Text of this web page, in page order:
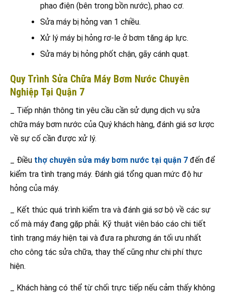
phao điện (bên trong bồn nước), phao cơ.
Sửa máy bị hỏng van 1 chiều.
Xử lý máy bị hỏng rơ-le ở bơm tăng áp lực.
Sửa máy bị hỏng phốt chận, gãy cánh quạt.
Quy Trình Sửa Chữa Máy Bơm Nước Chuyên
Nghiệp Tại Quận 7
_ Tiếp nhận thông tin yêu cầu cần sử dụng dịch vụ sửa
chữa máy bơm nước của Quý khách hàng, đánh giá sơ lược
về sự cố cần được xử lý.
_ Điều thợ chuyên sửa máy bơm nước tại quận 7 đến để
kiểm tra tình trạng máy. Đánh giá tổng quan mức độ hư
hỏng của máy.
_ Kết thúc quá trình kiểm tra và đánh giá sơ bộ về các sự
cố mà máy đang gặp phải. Kỹ thuật viên báo cáo chi tiết
tình trạng máy hiện tại và đưa ra phương án tối ưu nhất
cho công tác sửa chữa, thay thế cũng như chi phí thực
hiện.
_ Khách hàng có thể từ chối trực tiếp nếu cảm thấy không